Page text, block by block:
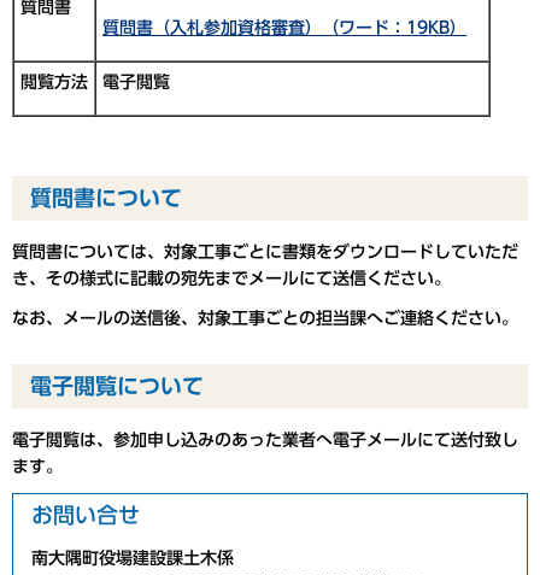
質問書
質問書（入札参加資格審査）（ワード：19KB）
閲覧方法 電子閲覧
質問書について
質問書については、対象工事ごとに書類をダウンロードしていただ
き、その様式に記載の宛先までメールにて送信ください。
なお、メールの送信後、対象工事ごとの担当課へご連絡ください。
電子閲覧について
電子閲覧は、参加申し込みのあった業者へ電子メールにて送付致し
ます。
お問い合せ
南大隅町役場建設課土木係